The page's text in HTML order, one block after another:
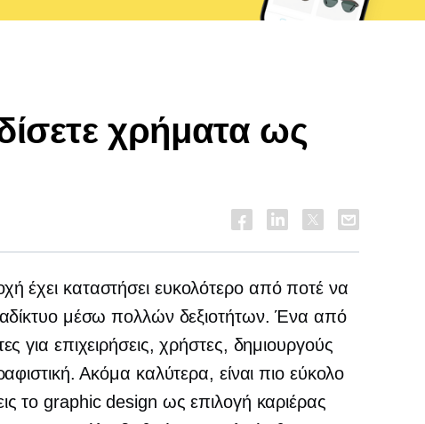
χρήματα ως
έχει καταστήσει ευκολότερο από ποτέ να
μέσω πολλών δεξιοτήτων. Ένα από
για επιχειρήσεις, χρήστες, δημιουργούς
Ακόμα καλύτερα, είναι πιο εύκολο
το graphic design ως επιλογή καριέρας